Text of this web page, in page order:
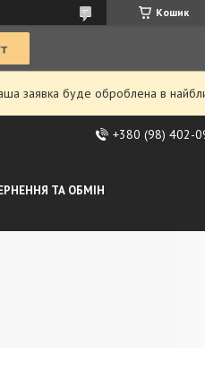
Кошик
заявка буде оброблена в
+380 (98) 402-
ТА ОБМІН